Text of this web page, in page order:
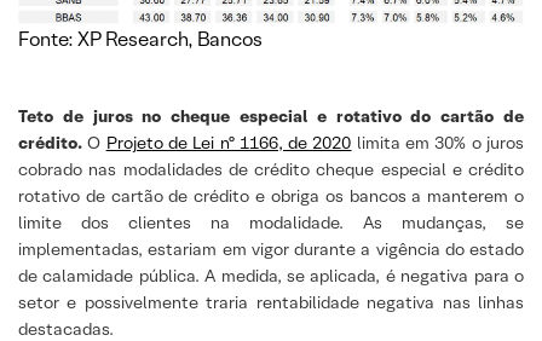
Fonte: XP Research, Bancos
Teto de juros no cheque especial e rotativo do cartão de
crédito. O Projeto de Lei nº 1166, de 2020 limita em 30% o juros
cobrado nas modalidades de crédito cheque especial e crédito
rotativo de cartão de crédito e obriga os bancos a manterem o
limite dos clientes na modalidade. As mudanças, se
implementadas, estariam em vigor durante a vigência do estado
de calamidade pública. A medida, se aplicada, é negativa para o
setor e possivelmente traria rentabilidade negativa nas linhas
destacadas.